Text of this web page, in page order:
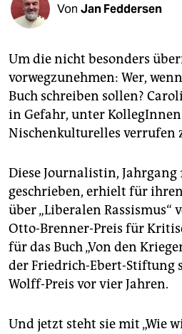
unterstützen
genossenschaft
epaper login
Von Jan Feddersen
Um die nicht besonders
vorwegzunehmen: Wer,
Buch schreiben sollen?
in Gefahr, unter
Nischenkulturelles verrufen
Diese Journalistin, Jahrgang
geschrieben, erhielt für
über „Liberalen Rassismus“
Otto-Brenner-Preis für
für das Buch „Von den
der Friedrich-Ebert-Stiftung
Wolff-Preis vor vier Jahren.
Und jetzt steht sie mit „Wie